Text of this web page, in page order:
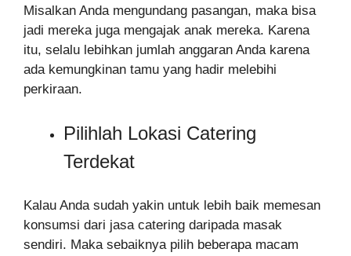
Misalkan Anda mengundang pasangan, maka bisa
jadi mereka juga mengajak anak mereka. Karena
itu, selalu lebihkan jumlah anggaran Anda karena
ada kemungkinan tamu yang hadir melebihi
perkiraan.
Pilihlah Lokasi Catering
Terdekat
Kalau Anda sudah yakin untuk lebih baik memesan
konsumsi dari jasa catering daripada masak
sendiri. Maka sebaiknya pilih beberapa macam